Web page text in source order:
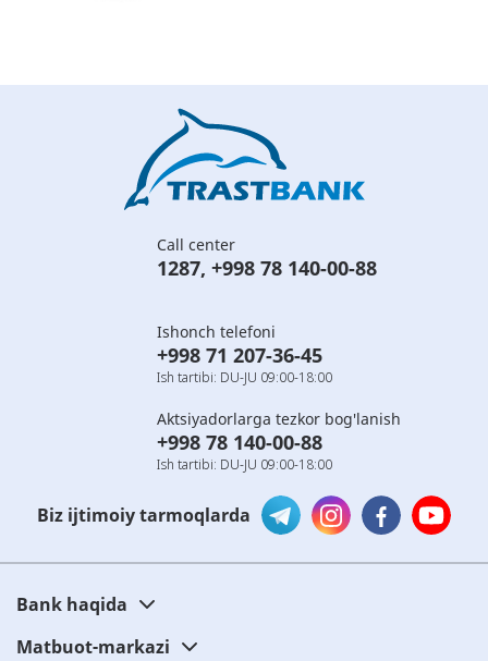
Call center
1287, +998 78 140-00-88
Ishonch telefoni
+998 71 207-36-45
Ish tartibi: DU-JU 09:00-18:00
Aktsiyadorlarga tezkor bog'lanish
+998 78 140-00-88
Ish tartibi: DU-JU 09:00-18:00
Biz ijtimoiy tarmoqlarda
Bank haqida
Matbuot-markazi